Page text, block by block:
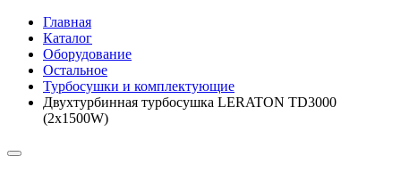
Главная
Каталог
Оборудование
Остальное
Турбосушки и комплектующие
Двухтурбинная турбосушка LERATON TD3000
(2x1500W)